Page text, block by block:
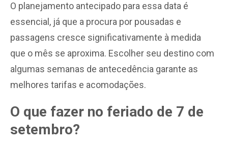
O planejamento antecipado para essa data é
essencial, já que a procura por pousadas e
passagens cresce significativamente à medida
que o mês se aproxima. Escolher seu destino com
algumas semanas de antecedência garante as
melhores tarifas e acomodações.
O que fazer no feriado de 7 de
setembro?